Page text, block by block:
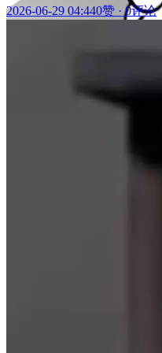
2026-06-29 04:440赞 ·0评论